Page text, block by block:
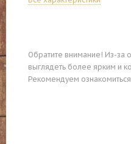
Обратите внимание! Из-за
выглядеть более ярким и
Рекомендуем